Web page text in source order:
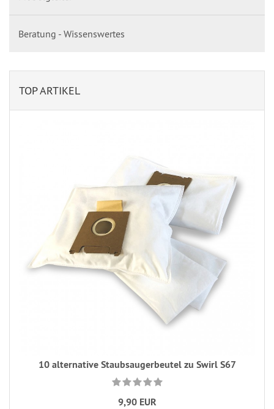
Beratung - Wissenswertes
TOP ARTIKEL
10 alternative Staubsaugerbeutel zu Swirl S67
9,90 EUR